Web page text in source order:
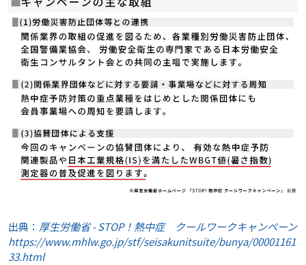
出典： 厚生労働省 - STOP！熱中症 クールワークキャンペーン
https://www.mhlw.go.jp/stf/seisakunitsuite/bunya/00001161
33.html